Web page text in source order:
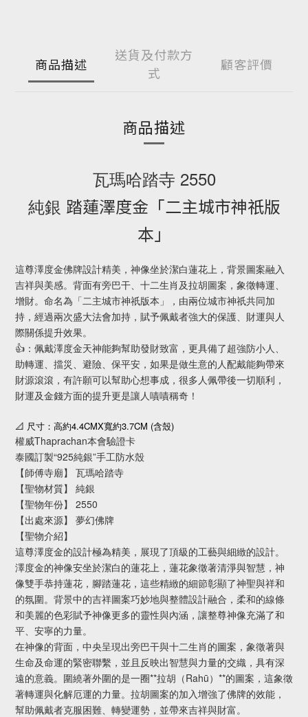
商品描述
送貨及付款方
式
顧客評價
商品描述
瓦瑪哈踏寺 2550
純銀 踏蓮澤度金「二主城市神祇版
本」
這尊澤度金佛牌設計精美，神像坐於潔白蓮花上，背景圖案融入
吉祥與美感。背面有旁巴干、十二生肖及拉胡圖案，象徵轉運、
增財。命名為「二主城市神祇版本」，由兩位城市神祇共同加
持，經過兩次盛大法會加持，賦予佩戴者強大的保護、財運與人
際關係提升效果。
👍：佩戴澤度金天神能夠幫助發財致富，更具備了超強防小人、
助轉運、擋災、避險、保平安，如果是做生意的人配戴能夠帶來
財源滾滾，有許願可以幫助心想事成，很多人佩帶後一切順利，
財運及金錢方面的提升更是讓人嘖嘖稱奇！
📐 尺寸：高約4.4CMX寬約3.7CM (含殼)
權威Thaprachan本會驗證卡
泰國訂製“925純銀”手工防水殼
【師傅寺廟】 瓦瑪哈踏寺
【聖物材質】 純銀
【聖物年份】 2550
【出處來源】 夢幻佛牌
【聖物介紹】
這尊澤度金的設計極為精美，展現了頂級的工藝與細緻的設計。
澤度金的神像安坐於潔白的蓮花上，蓮花象徵著清淨與智慧，神
像雙手恭持蓮花，腳踏蓮花，這些精緻的細節彰顯了神聖與祥和
的氛圍。背景中的吉祥圖案巧妙地與整體設計融合，柔和的線條
和美麗的色彩賦予神像更多的靈性與內涵，讓整尊神像充滿了和
平、安寧的力量。
在神像的背面，中央呈現出旁巴干與十二生肖的圖案，象徵著與
生命及命運的緊密聯繫，並且反映出智慧與力量的交織，具有深
遠的意義。圍繞著外圍的是一圈**拉胡（Rahū）**的圖案，這象徵
著轉運與化解厄運的力量。拉胡圖案的加入增強了佛牌的效能，
幫助佩戴者克服困難、轉變運勢，並帶來吉祥與財富。